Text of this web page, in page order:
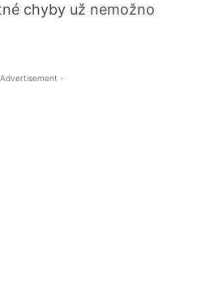
chyby už nemožno
-